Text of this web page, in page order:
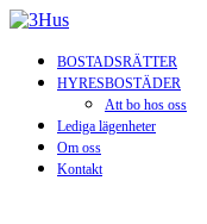
BOSTADSRÄTTER
HYRESBOSTÄDER
Att bo hos oss
Lediga lägenheter
Om oss
Kontakt